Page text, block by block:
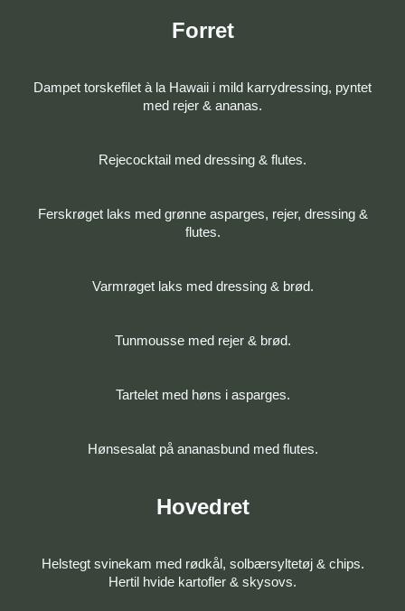
Forret
Dampet torskefilet à la Hawaii i mild karrydressing, pyntet
med rejer & ananas.
Rejecocktail med dressing & flutes.
Ferskrøget laks med grønne asparges, rejer, dressing &
flutes.
Varmrøget laks med dressing & brød.
Tunmousse med rejer & brød.
Tartelet med høns i asparges.
Hønsesalat på ananasbund med flutes.
Hovedret
Helstegt svinekam med rødkål, solbærsyltetøj & chips.
Hertil hvide kartofler & skysovs.